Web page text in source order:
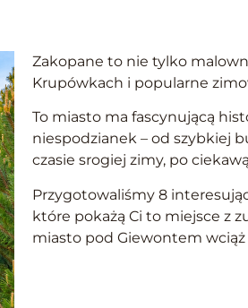
Zakopane to nie tylko
Krupówkach i popularne
To miasto ma fascynującą
niespodzianek – od szybkiej
czasie srogiej zimy, po
Przygotowaliśmy 8
które pokażą Ci to miejsce z
miasto pod Giewontem wciąż